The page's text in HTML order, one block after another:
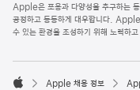
p
p
l
o
Apple은 포용과 다양성을 추구하는
공정하고 동등하게 대우합니다.
수 있는 환경을 조성하기 위해 노력하

Apple 채용 정보